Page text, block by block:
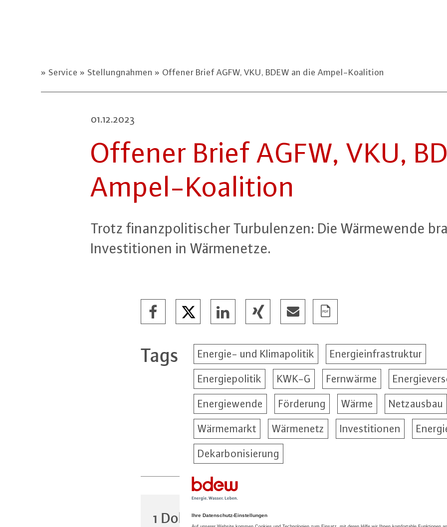
Service Stellungnahmen Offener Brief AGFW, VKU, BDEW an die Ampel-Koalition
01.12.2023
Offener Brief AGFW, VKU,
Am­pel-Ko­ali­ti­on
Trotz fi­nanz­po­li­ti­scher Tur­bu­len­zen: Die Wär­me­wen­de
In­ves­ti­tio­nen in Wär­me­net­ze.
Tags Energie- und Klimapolitik
Energieinfrastruktur
Energiepolitik
KWK-G Fernwärme
Energiewende
Förderung Wärme
Netzausbau
Wärmemarkt
Wärmenetz Investitionen
Dekarbonisierung
1 Dokument zum Download